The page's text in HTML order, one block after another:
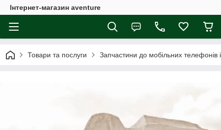
Інтернет-магазин aventure
Товари та послуги Запчастини до мобільних телефонів